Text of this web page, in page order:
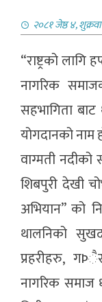
२०८१ जेष्ठ ४,
“राष्ट्रको
नागरिक
सहभागिता बाट
योगदानको
वाग्मती
शिबपुरी देखी
अभियान” को
थालनिको
प्रहरीहरु,
नागरिक समाज